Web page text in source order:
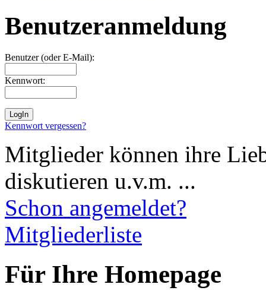
Benutzeranmeldung
Benutzer (oder E-Mail):
Kennwort:
Kennwort vergessen?
Mitglieder können ihre
diskutieren u.v.m. ...
Schon angemeldet?
Mitgliederliste
Für Ihre Homepage